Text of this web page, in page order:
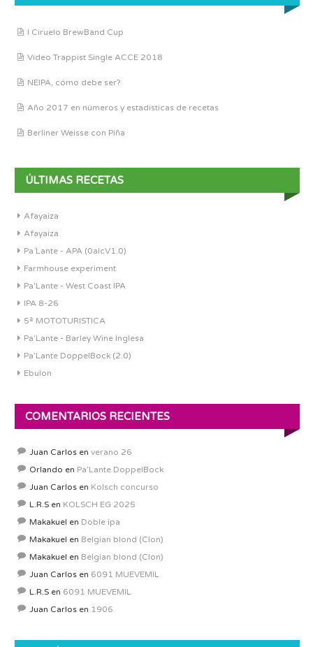
I Ciruelo BrewBand Cup
Vídeo Trappist Single ACCE 2018
NEIPA, cómo debe ser?
Año 2017 en números y estadísticas de recetas
Berliner Weisse con Piña
ÚLTIMAS RECETAS
Afayaiza
Afayaiza
Pa´Lante - APA (0alcV1.0)
Farmhouse experiment
Pa'Lante - West Coast IPA
IPA 8-26
5ª MOTOTURISTICA
Pa'Lante - Barley Wine Inglesa
Pa’Lante DoppelBock (2.0)
Ebulon
COMENTARIOS RECIENTES
Juan Carlos en verano 26
Orlando en Pa’Lante DoppelBock
Juan Carlos en Kolsch concurso
L.R.S en KOLSCH EG 2025
Makakuel en Doble ipa
Makakuel en Belgian blond (Clon)
Makakuel en Belgian blond (Clon)
Juan Carlos en 6091 MUEVEMIL
L.R.S en 6091 MUEVEMIL
Juan Carlos en 1906